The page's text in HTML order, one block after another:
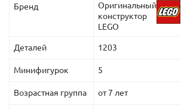
Бренд
Оригинальный
конструктор
LEGO
Деталей 1203
Минифигурок 5
Возрастная группа от 7 лет